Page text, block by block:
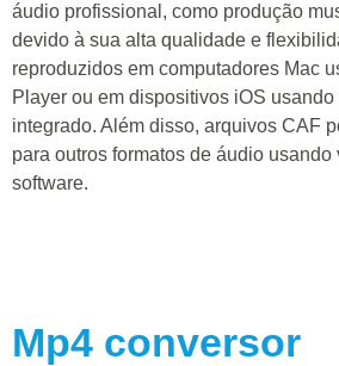
áudio profissional, como produção
devido à sua alta qualidade e
reproduzidos em computadores Mac
Player ou em dispositivos iOS
integrado. Além disso, arquivos CAF
para outros formatos de áudio
software.
Mp4 conversor